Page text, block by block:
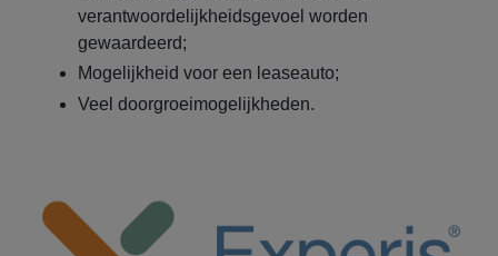
verantwoordelijkheidsgevoel worden
gewaardeerd;
Mogelijkheid voor een leaseauto;
Veel doorgroeimogelijkheden.